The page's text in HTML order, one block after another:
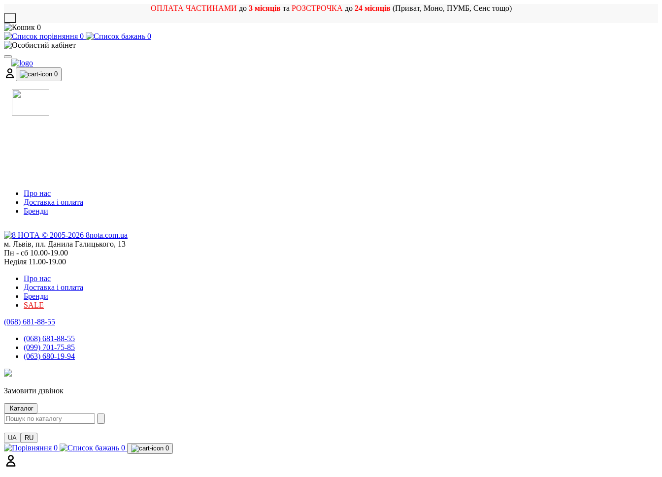
ОПЛАТА ЧАСТИНАМИ до 3 місяцівта РОЗСТРОЧКА до 24 місяців(Приват, Моно, ПУМБ, Сенс тощо)
0
0
0
0
Про нас
Доставка і оплата
Бренди
м. Львів, пл. Данила Галицького, 13
Пн - сб 10.00-19.00
Неділя 11.00-19.00
Про нас
Доставка і оплата
Бренди
SALE
(068) 681-88-55
(068) 681-88-55
(099) 701-75-85
(063) 680-19-94
Замовити дзвінок
Каталог
UA RU
0 0 0